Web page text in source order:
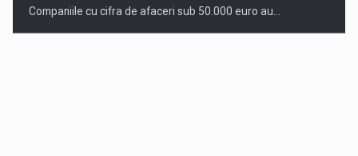
Companiile cu cifra de afaceri sub 50.000 euro au…